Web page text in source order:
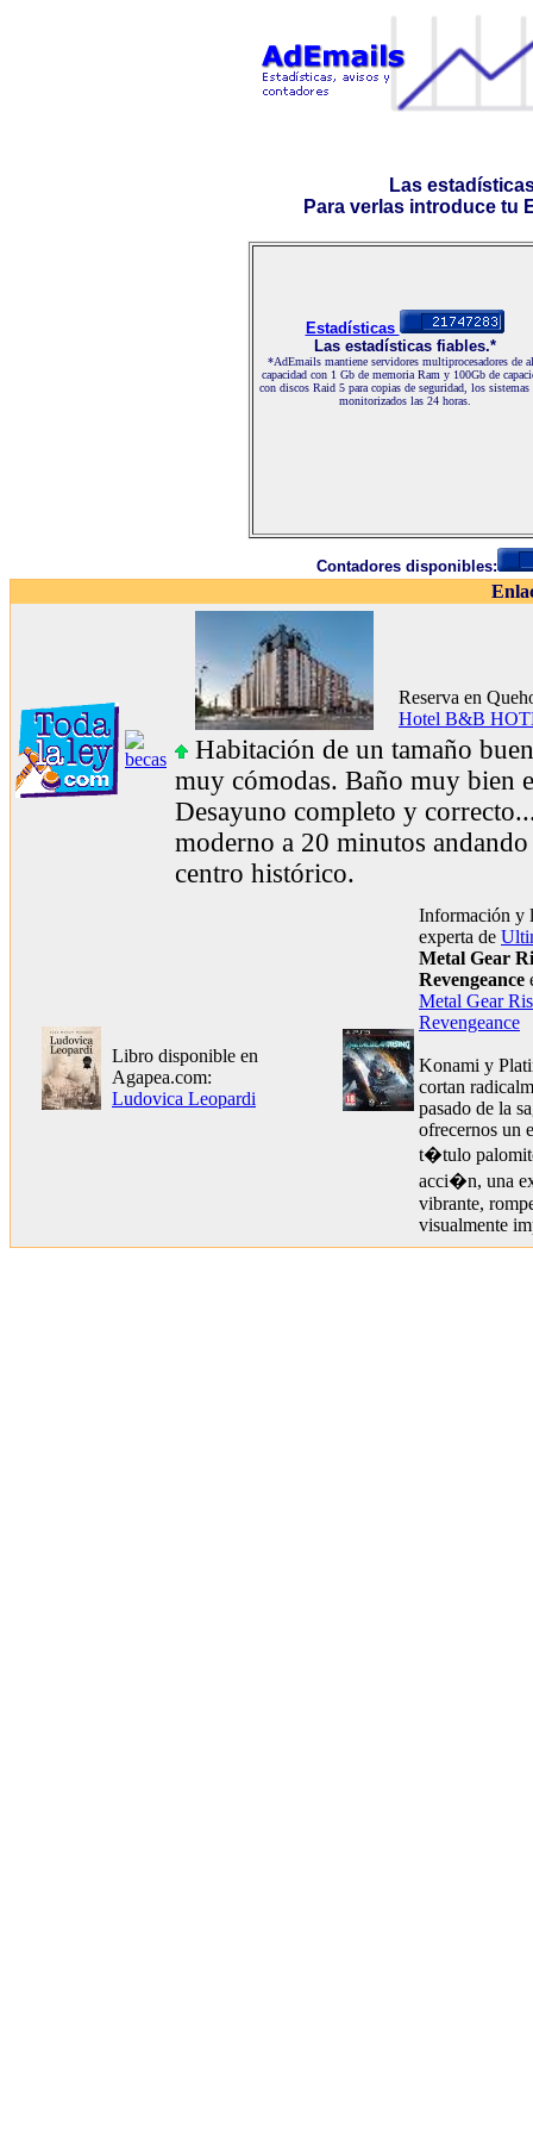
Las
Para verlas introduce tu
Estadísticas
Las estadísticas fiables.*
*AdEmails mantiene servidores multiprocesadores de
capacidad con 1 Gb de memoria Ram y 100Gb de
con discos Raid 5 para copias de seguridad, los sistemas
monitorizados las 24 horas.
Contadores disponibles:
Reserva en
Hotel B&B
Habitación de un tamaño
muy cómodas. Baño muy bien
Desayuno completo y
moderno a 20 minutos
centro histórico.
Libro disponible en
Agapea.com:
Ludovica Leopardi
Información y
experta de
Metal Gear
Revengeance
Metal Gear
Revengeance
Konami y
cortan
pasado de la
ofrecernos un
t�tulo
acci�n, una
vibrante,
visualmente